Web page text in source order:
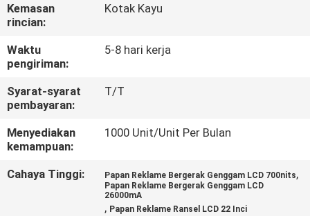
HUBUNGI
KAMI
BERITA
SEMUA
KASUS
Kemasan
rincian:
Kotak Kayu
Waktu
pengiriman:
5-8 hari kerja
Syarat-syarat
pembayaran:
T/T
Menyediakan
kemampuan:
1000 Unit/Unit Per Bulan
Cahaya Tinggi: Papan Reklame Bergerak Genggam LCD 700nits,
Papan Reklame Bergerak Genggam LCD
26000mA
, Papan Reklame Ransel LCD 22 Inci